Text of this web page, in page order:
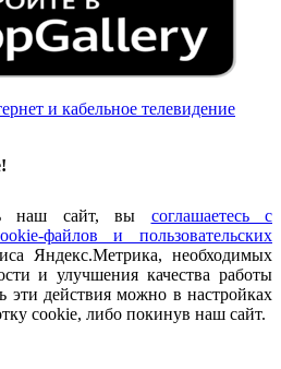
и кабельное телевидение
наш сайт, вы соглашаетесь с
файлов и пользовательских
Яндекс.Метрика, необходимых
и улучшения качества работы
эти действия можно в настройках
cookie, либо покинув наш сайт.